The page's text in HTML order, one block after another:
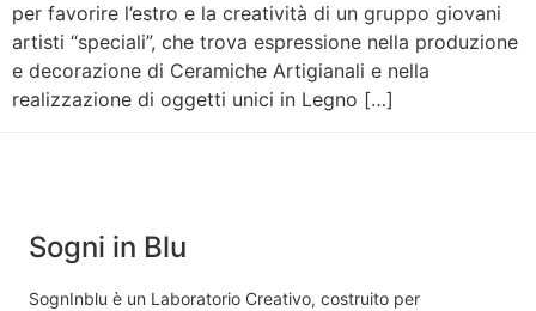
per favorire l’estro e la creatività di un gruppo giovani
artisti “speciali”, che trova espressione nella produzione
e decorazione di Ceramiche Artigianali e nella
realizzazione di oggetti unici in Legno […]
Sogni in Blu
SognInblu è un Laboratorio Creativo, costruito per